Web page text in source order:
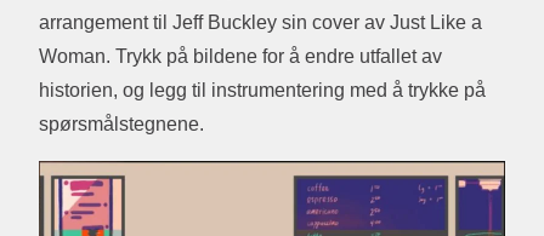
arrangement til Jeff Buckley sin cover av Just Like a
Woman. Trykk på bildene for å endre utfallet av
historien, og legg til instrumentering med å trykke på
spørsmålstegnene.